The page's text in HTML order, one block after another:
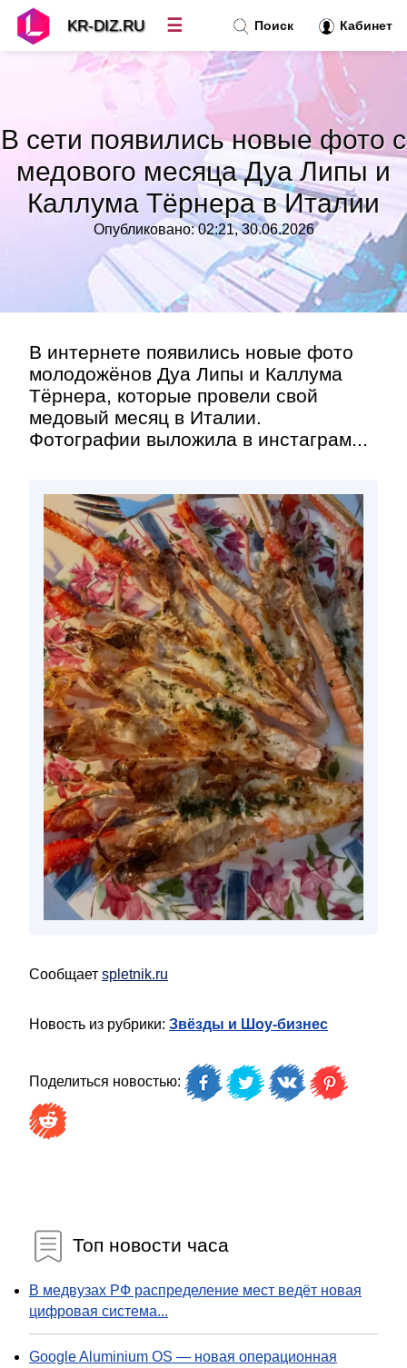
В сети появились новые фото с
медового месяца Дуа Липы и
Каллума Тёрнера в Италии
Опубликовано: 02:21, 30.06.2026
В интернете появились новые фото
молодожёнов Дуа Липы и Каллума
Тёрнера, которые провели свой
медовый месяц в Италии.
Фотографии выложила в инстаграм...
Сообщает spletnik.ru
Новость из рубрики: Звёзды и Шоу-бизнес
Поделиться новостью:
Топ новости часа
В медвузах РФ распределение мест ведёт новая
цифровая система...
Google Aluminium OS — новая операционная
Поиск Кабинет
KR-DIZ.RU ☰
Топ новостей»
Рубрики»
»
Контакт»